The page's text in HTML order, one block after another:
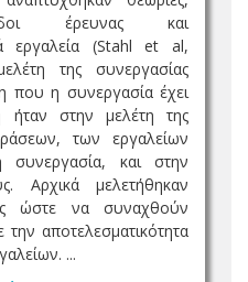
έρευνας και
εργαλεία (Stahl et al,
της συνεργασίας
που η συνεργασία έχει
στην μελέτη της
των εργαλείων
και στην
Αρχικά μελετήθηκαν
ώστε να συναχθούν
αποτελεσματικότητα
...